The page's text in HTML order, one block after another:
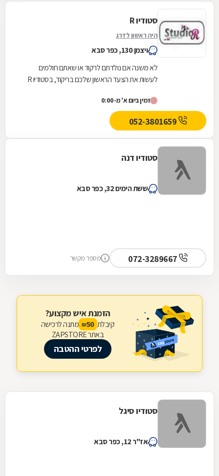
סטודיו R
היה ראשון לדרג
ויצמן 130, כפר סבא
לא משנה אם נולדתם לרקוד או שאתם חולמים
לעשות את הצעד הראשון שלכם בריקוד, בסטודיו R
המועברים על...
זמין ביום א' מ-0:00
סטודיו דנה
ששת הימים 32, כפר סבא
מספר מקשר
הזמנת איש מקצוע?
קיבלת 50
₪ מתנה לרכישה
באתר ZAPSTORE
לפרטי ההטבה
סטודיו סיגל
אז"ר 12, כפר סבא